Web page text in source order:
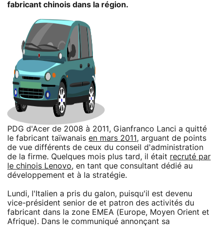
fabricant chinois dans la région.
PDG d'Acer de 2008 à 2011, Gianfranco Lanci a quitté
le fabricant taïwanais en mars 2011 , arguant de points
de vue différents de ceux du conseil d'administration
de la firme. Quelques mois plus tard, il était recruté par
le chinois Lenovo, en tant que consultant dédié au
développement et à la stratégie.
Lundi, l'Italien a pris du galon, puisqu'il est devenu
vice-président senior de et patron des activités du
fabricant dans la zone EMEA (Europe, Moyen Orient et
Afrique). Dans le communiqué annonçant sa